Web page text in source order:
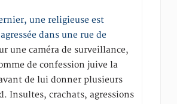
une religieuse est
dans une rue de
une caméra de surveillance,
de confession juive la
de lui donner plusieurs
Insultes, crachats, agressions